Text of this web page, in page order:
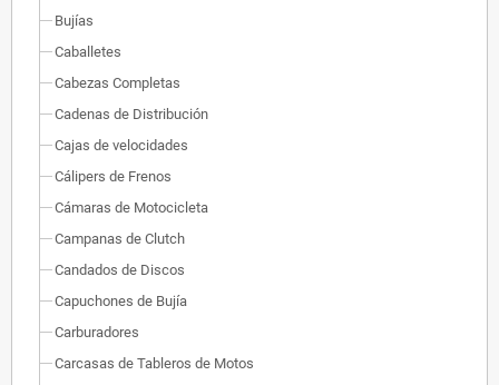
Bujías
Caballetes
Cabezas Completas
Cadenas de Distribución
Cajas de velocidades
Cálipers de Frenos
Cámaras de Motocicleta
Campanas de Clutch
Candados de Discos
Capuchones de Bujía
Carburadores
Carcasas de Tableros de Motos